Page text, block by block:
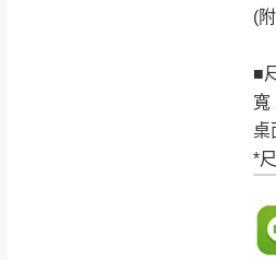
(
■
寬
桌
*